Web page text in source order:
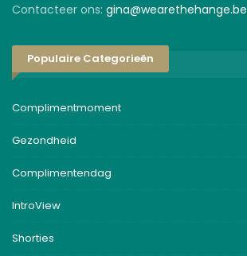
Contacteer ons: gina@wearethehange.be
Populaire Categorieën
Complimentmoment
Gezondheid
Complimentendag
IntroView
Shorties